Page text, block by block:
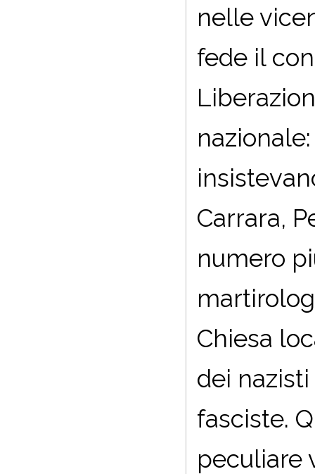
nelle
fede il
Carrara,
numero
Chiesa
dei
fasciste.
peculiare